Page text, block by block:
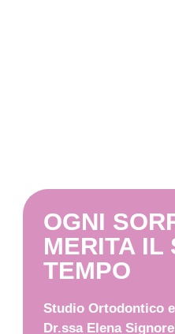
OGNI
MERITA IL
TEMPO
Studio Ortodontico
Dr.ssa Elena